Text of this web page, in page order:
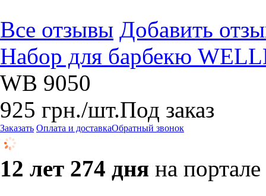
Все отзывы Добавить
Набор для барбекю
WB 9050
925 грн./шт.Под заказ
Заказать Оплата и доставкаОбратный звонок
12 лет 274 дня на портале